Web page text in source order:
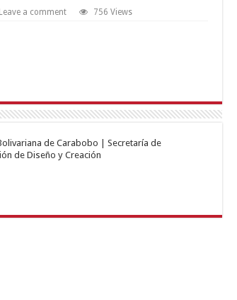
Leave a comment 756 Views
de Carabobo | Secretaría de
de Diseño y Creación